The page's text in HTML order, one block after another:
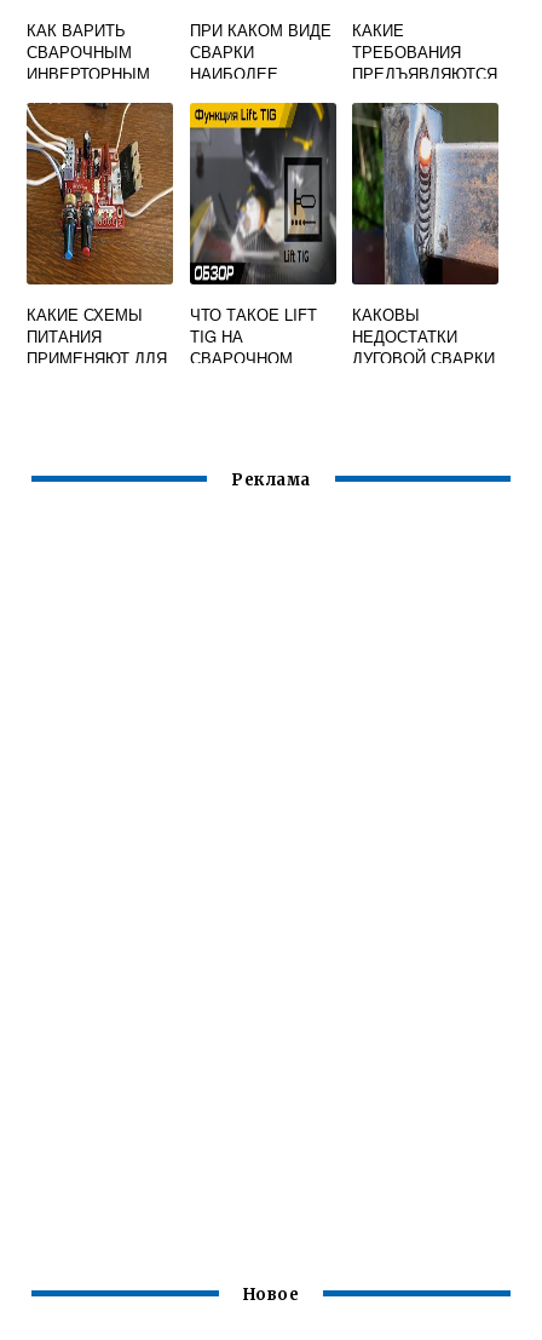
КАК ВАРИТЬ
СВАРОЧНЫМ
ИНВЕРТОРНЫМ
ПРИ КАКОМ ВИДЕ
СВАРКИ
НАИБОЛЕЕ
ИСПОЛЬЗУЕТСЯ
ТЕПЛОТА
ВЫДЕЛЯЕМАЯ В
ДУГЕ
КАКИЕ
ТРЕБОВАНИЯ
ПРЕДЪЯВЛЯЮТСЯ
СВАРНОГО
СОЕДИНЕНИЯ
ПОСЛЕ СВАРКИ
ПЛАСТМАСС
ЛЮБЫМ
СПОСОБОМ
КАКИЕ СХЕМЫ
ПИТАНИЯ
ПРИМЕНЯЮТ ДЛЯ
ЧТО ТАКОЕ LIFT
TIG НА
СВАРОЧНОМ
КАКОВЫ
НЕДОСТАТКИ
ДУГОВОЙ СВАРКИ
Реклама
Новое